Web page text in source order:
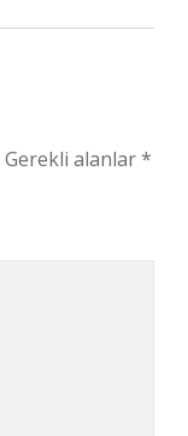
Gerekli alanlar*